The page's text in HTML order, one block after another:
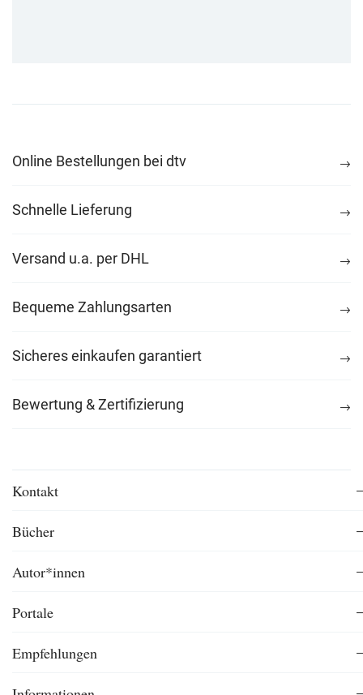
Online Bestellungen bei dtv
Schnelle Lieferung
Versand u.a. per DHL
Bequeme Zahlungsarten
Sicheres einkaufen garantiert
Bewertung & Zertifizierung
Kontakt
Bücher
Autor*innen
Portale
Empfehlungen